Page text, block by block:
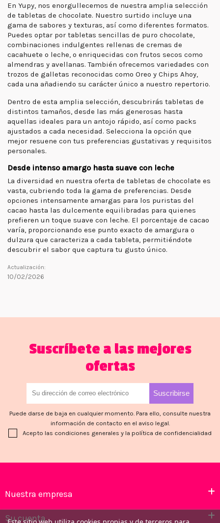
En Yupy, nos enorgullecemos de nuestra amplia selección
de tabletas de chocolate. Nuestro surtido incluye una
gama de sabores y texturas, así como diferentes formatos.
Puedes optar por tabletas sencillas de puro chocolate,
combinaciones indulgentes rellenas de cremas de
cacahuete o leche, o enriquecidas con frutos secos como
almendras y avellanas. También ofrecemos variedades con
trozos de galletas reconocidas como Oreo y Chips Ahoy,
cada una añadiendo su carácter único a nuestro repertorio.
Dentro de esta amplia selección, descubrirás tabletas de
distintos tamaños, desde las más generosas hasta
aquellas ideales para un antojo rápido, así como packs
ajustados a cada necesidad. Selecciona la opción que
mejor resuene con tus preferencias gustativas y requisitos
personales.
Desde intenso amargo hasta suave con leche
La diversidad en nuestra oferta de tabletas de chocolate es
vasta, cubriendo toda la gama de preferencias. Desde
opciones intensamente amargas para los puristas del
cacao hasta las dulcemente equilibradas para quienes
prefieren un toque suave con leche. El porcentaje de cacao
varía, proporcionando ese punto exacto de amargura o
dulzura que caracteriza a cada tableta, permitiéndote
descubrir el sabor que captura tu gusto único.
Actualización:
10/02/2026
Suscríbete a las mejores
ofertas
Puede darse de baja en cualquier momento. Para ello, consulte nuestra
información de contacto en el aviso legal.
Acepto las condiciones generales y la política de confidencialidad
Nuestra empresa
Su cuenta